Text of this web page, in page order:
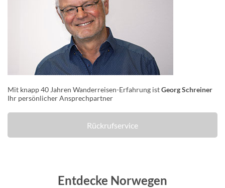
Mit knapp 40 Jahren Wanderreisen-Erfahrung istGeorg Schreiner
Ihr persönlicher Ansprechpartner
Rückrufservice
Entdecke Norwegen